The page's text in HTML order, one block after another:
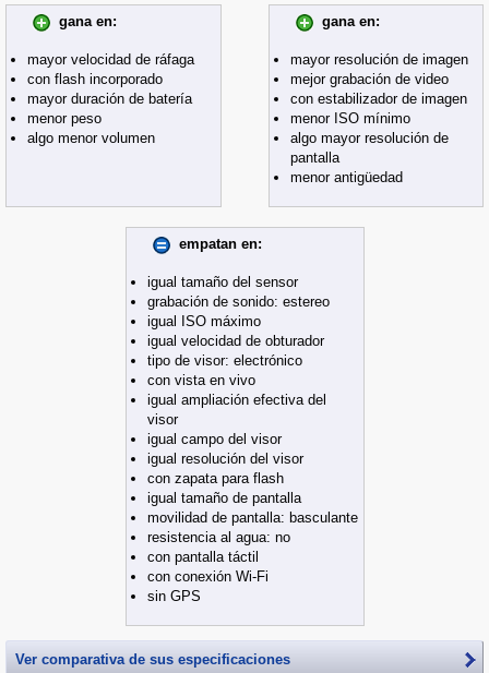
gana en:
mayor velocidad de ráfaga
con flash incorporado
mayor duración de batería
menor peso
algo menor volumen
gana en:
mayor resolución de imagen
mejor grabación de video
con estabilizador de imagen
menor ISO mínimo
algo mayor resolución de
pantalla
menor antigüedad
empatan en:
igual tamaño del sensor
grabación de sonido: estereo
igual ISO máximo
igual velocidad de obturador
tipo de visor: electrónico
con vista en vivo
igual ampliación efectiva del
visor
igual campo del visor
igual resolución del visor
con zapata para flash
igual tamaño de pantalla
movilidad de pantalla: basculante
resistencia al agua: no
con pantalla táctil
con conexión Wi-Fi
sin GPS
Ver comparativa de sus especificaciones